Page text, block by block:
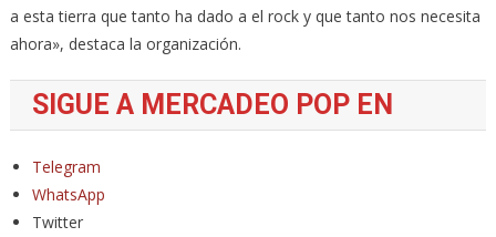
a esta tierra que tanto ha dado a el rock y que tanto nos necesita
ahora», destaca la organización.
SIGUE A MERCADEO POP EN
Telegram
WhatsApp
Twitter